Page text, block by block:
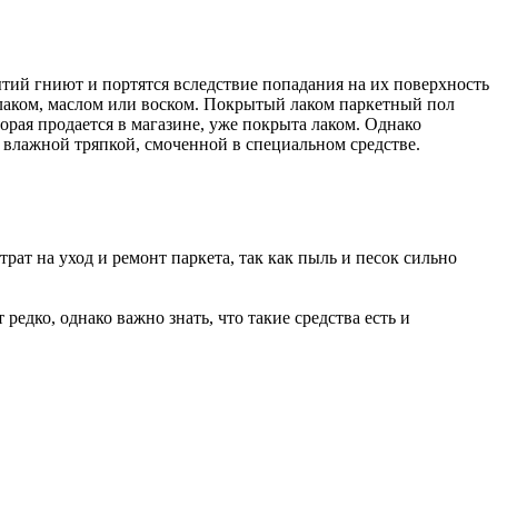
гниют и портятся вследствие попадания на их поверхность
маслом или воском. Покрытый лаком паркетный пол
продается в магазине, уже покрыта лаком. Однако
тряпкой, смоченной в специальном средстве.
на уход и ремонт паркета, так как пыль и песок сильно
однако важно знать, что такие средства есть и